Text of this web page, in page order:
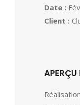
Date :
Client :
APERÇU